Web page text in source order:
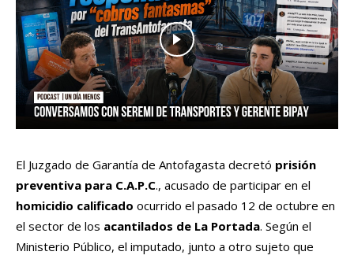
El Juzgado de Garantía de Antofagasta decretó prisión
preventiva para C.A.P.C., acusado de participar en el
homicidio calificado ocurrido el pasado 12 de octubre en
el sector de los acantilados de La Portada. Según el
Ministerio Público, el imputado, junto a otro sujeto que